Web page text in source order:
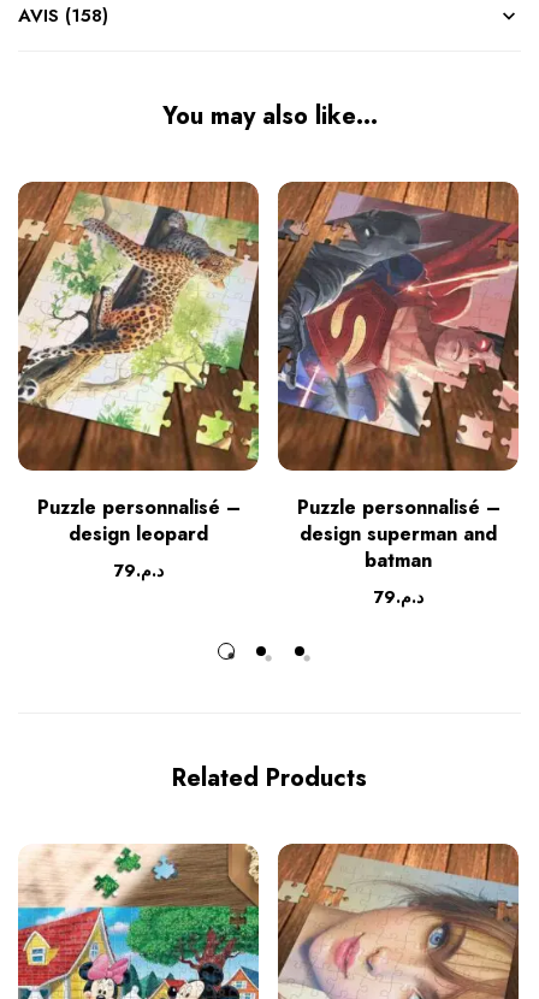
AVIS (158)
You may also like…
Puzzle personnalisé –
design leopard
د.م.79
Puzzle personnalisé –
design superman and
batman
د.م.79
Related Products